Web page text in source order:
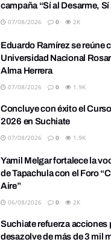
campaña “Sí al Desarme, Sí
07/08/2026 0 2K
Eduardo Ramírez se reúne
Universidad Nacional
Alma Herrera
07/08/2026 0 1.9K
Concluye con éxito el
2026 en Suchiate
07/08/2026 0 1.9K
Yamil Melgar fortalece la
de Tapachula con el Foro
Aire”
06/08/2026 0 2K
Suchiate refuerza acciones
desazolve de más de 3 mil